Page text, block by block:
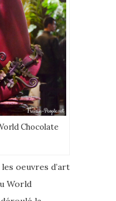
Chocolate
oeuvres d’art
World